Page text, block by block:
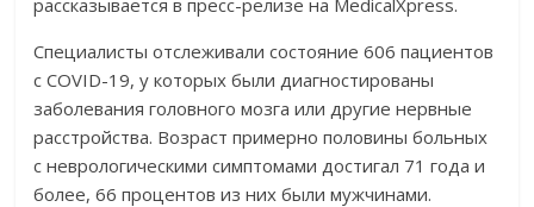
рассказывается в пресс-релизе на MedicalXpress.
Специалисты отслеживали состояние 606 пациентов
с COVID-19, у которых были диагностированы
заболевания головного мозга или другие нервные
расстройства. Возраст примерно половины больных
с неврологическими симптомами достигал 71 года и
более, 66 процентов из них были мужчинами.